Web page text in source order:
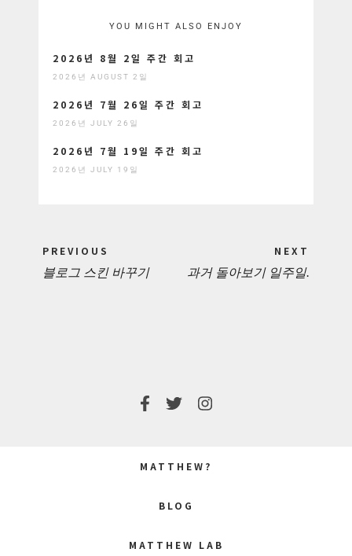
YOU MIGHT ALSO ENJOY
2026년 8월 2일 주간 회고
2026년 AUGUST 2일
2026년 7월 26일 주간 회고
2026년 JULY 26일
2026년 7월 19일 주간 회고
2026년 JULY 19일
navigation
PREVIOUS
PREVIOUS
블로그 스킨 바꾸기
NEXT
과거 돌아보기 일주일.
MATTHEW?
BLOG
MATTHEW LAB